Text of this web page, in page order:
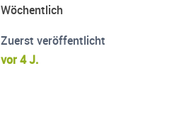
Wöchentlich
Zuerst veröffentlicht
vor 4 J.